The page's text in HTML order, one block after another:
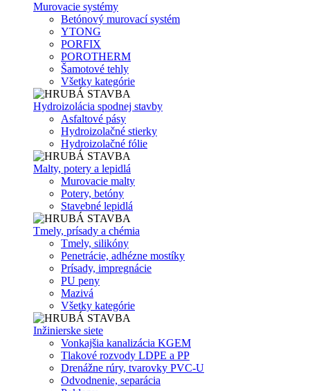
Murovacie systémy
Betónový murovací systém
YTONG
PORFIX
POROTHERM
Šamotové tehly
Všetky kategórie
Hydroizolácia spodnej stavby
Asfaltové pásy
Hydroizolačné stierky
Hydroizolačné fólie
Malty, potery a lepidlá
Murovacie malty
Potery, betóny
Stavebné lepidlá
Tmely, prísady a chémia
Tmely, silikóny
Penetrácie, adhézne mostíky
Prísady, impregnácie
PU peny
Mazivá
Všetky kategórie
Inžinierske siete
Vonkajšia kanalizácia KGEM
Tlakové rozvody LDPE a PP
Drenážne rúry, tvarovky PVC-U
Odvodnenie, separácia